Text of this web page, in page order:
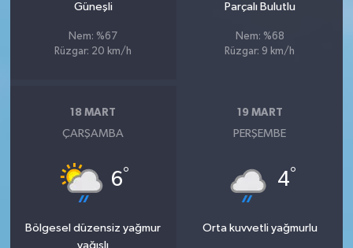
Güneşli
Nem: %67
Rüzgar: 20 km/h
Parçalı Bulutlu
Nem: %68
Rüzgar: 9 km/h
18 MART
ÇARŞAMBA
6°
Bölgesel düzensiz yağmur
yağışlı
19 MART
PERŞEMBE
4°
Orta kuvvetli yağmurlu